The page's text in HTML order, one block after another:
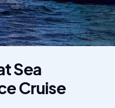
Sea
Cruise